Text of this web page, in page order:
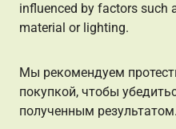
influenced by factors such
material or lighting.
Мы рекомендуем
покупкой, чтобы
полученным результатом.